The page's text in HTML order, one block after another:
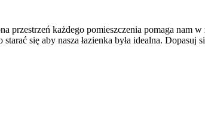
przestrzeń każdego pomieszczenia pomaga
się aby nasza łazienka była idealna.